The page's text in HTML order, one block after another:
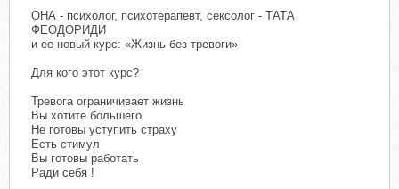
ОНА - психолог, психотерапевт, сексолог - ТАТА
ФЕОДОРИДИ
и ее новый курс: «Жизнь без тревоги»
Для кого этот курс?
Тревога ограничивает жизнь
Вы хотите большего
Не готовы уступить страху
Есть стимул
Вы готовы работать
Ради себя !